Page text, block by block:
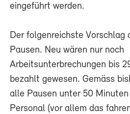
eingeführt werden.
Der folgenreichste Vorschlag
Pausen. Neu wären nur noch
Arbeitsunterbrechungen bis
bezahlt gewesen. Gemäss
alle Pausen unter 50
Personal (vor allem das